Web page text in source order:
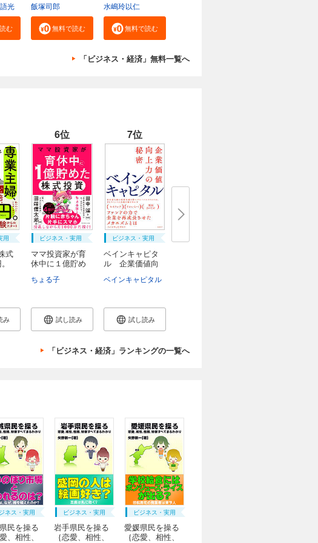
光
む
飯塚司郎
無料で読む
水嶋玲以仁
無料で読む
「ビジネス・経済」無料一覧へ
用
式
み
6位
ビジネス・実用
ママ投資家が育
休中に１億貯め
ちょる子
試し読み
7位
ビジネス・実用
ベインキャピタ
ル 企業価値向
ベインキャピタル
試し読み
「ビジネス・経済」ランキングの一覧へ
ネス・実用
民を操る
、相性、
ビジネス・実用
岩手県民を操る
｛恋愛、相性、
ビジネス・実用
愛媛県民を操る
｛恋愛、相性、